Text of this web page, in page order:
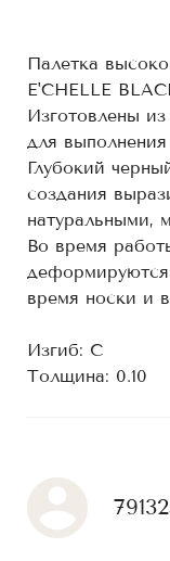
Палетка
E'CHELLE
Изготовлены
для
Глубокий
создания
натуральными,
Во время
время носки и
Изгиб: С
Толщина: 0.10